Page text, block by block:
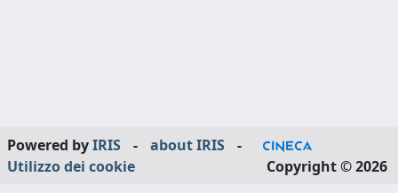
Powered byIRIS - about IRIS
-
Utilizzo dei cookie
Copyright © 2026